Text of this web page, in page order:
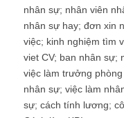
nhân sự; nhân viên
nhân sự hay; đơn xin
việc; kinh nghiệm tìm
viet CV; ban nhân sự;
việc làm trưởng
nhân sự; việc làm
sự; cách tính lương;